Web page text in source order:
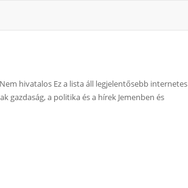
hivatalos Ez a lista áll legjelentősebb internetes
gazdaság, a politika és a hírek Jemenben és